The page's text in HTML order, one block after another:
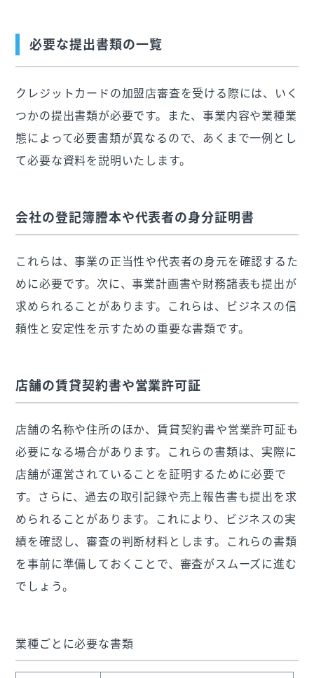
必要な提出書類の一覧
クレジットカードの加盟店審査を受ける際には、いく
つかの提出書類が必要です。また、事業内容や業種業
態によって必要書類が異なるので、あくまで一例とし
て必要な資料を説明いたします。
会社の登記簿謄本や代表者の身分証明書
これらは、事業の正当性や代表者の身元を確認するた
めに必要です。次に、事業計画書や財務諸表も提出が
求められることがあります。これらは、ビジネスの信
頼性と安定性を示すための重要な書類です。
店舗の賃貸契約書や営業許可証
店舗の名称や住所のほか、賃貸契約書や営業許可証も
必要になる場合があります。これらの書類は、実際に
店舗が運営されていることを証明するために必要で
す。さらに、過去の取引記録や売上報告書も提出を求
められることがあります。これにより、ビジネスの実
績を確認し、審査の判断材料とします。これらの書類
を事前に準備しておくことで、審査がスムーズに進む
でしょう。
業種ごとに必要な書類